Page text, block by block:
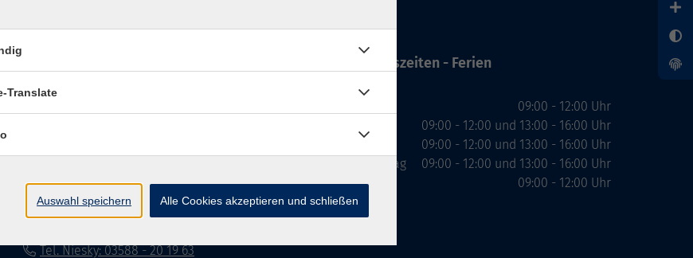
info@vhs-dle.de
Tel. Löbau: 03585 - 41 77 442
Tel. Zittau: 03585 - 41 77 448
Tel. Niesky: 03588 - 20 19 63
Öffnungszeiten - Ferien
Donnerstag
Freitag
09:00 - 12:00 Uhr
09:00 - 12:00 und 13:00 - 16:00 Uhr
09:00 - 12:00 und 13:00 - 16:00 Uhr
09:00 - 12:00 und 13:00 - 16:00 Uhr
09:00 - 12:00 Uhr
Translate
Auswahl speichern Alle Cookies akzeptieren und schließen